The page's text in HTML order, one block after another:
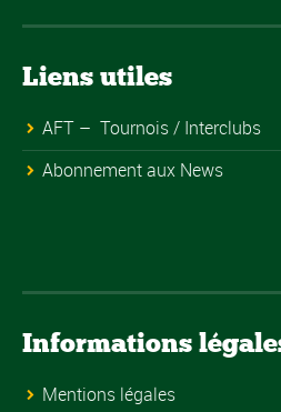
Liens utiles
AFT – Tournois / Interclubs
Abonnement aux News
Informations
Mentions légales